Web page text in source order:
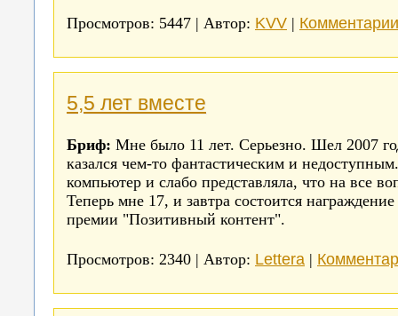
Просмотров: 5447 | Автор: KVV |
5,5 лет вместе
Бриф: Мне было 11 лет. Серьезно. Шел 2007
казался чем-то фантастическим и
компьютер и слабо представляла, что на все
Теперь мне 17, и завтра состоится награждение
премии "Позитивный контент".
Просмотров: 2340 | Автор: Lettera |